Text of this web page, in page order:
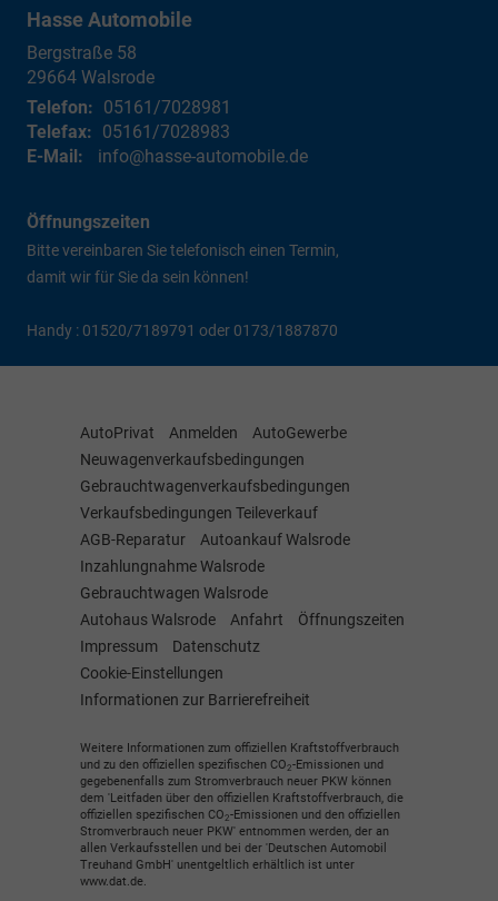
Hasse Automobile
Bergstraße 58
29664 Walsrode
Telefon: 05161/7028981
Telefax: 05161/7028983
E-Mail:
info@hasse-automobile.de
Öffnungszeiten
Bitte vereinbaren Sie telefonisch einen Termin,
damit wir für Sie da sein können!
Handy : 01520/7189791 oder 0173/1887870
AutoPrivat Anmelden
AutoGewerbe
Neuwagenverkaufsbedingungen
Gebrauchtwagenverkaufsbedingungen
Verkaufsbedingungen Teileverkauf
AGB-Reparatur
Autoankauf Walsrode
Inzahlungnahme Walsrode
Gebrauchtwagen Walsrode
Autohaus Walsrode
Anfahrt
Öffnungszeiten
Impressum
Datenschutz
Cookie-Einstellungen
Informationen zur Barrierefreiheit
Weitere Informationen zum offiziellen Kraftstoffverbrauch
und zu den offiziellen spezifischen CO2-Emissionen und
gegebenenfalls zum Stromverbrauch neuer PKW können
dem 'Leitfaden über den offiziellen Kraftstoffverbrauch, die
offiziellen spezifischen CO2-Emissionen und den offiziellen
Stromverbrauch neuer PKW' entnommen werden, der an
allen Verkaufsstellen und bei der 'Deutschen Automobil
Treuhand GmbH' unentgeltlich erhältlich ist unter
www.dat.de.